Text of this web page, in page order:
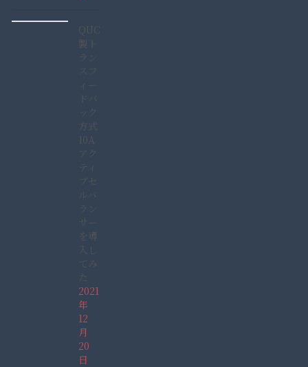
QUCC
製ト
ラン
スフ
ィー
ドバ
ック
方式
10A
アク
ティ
ブセ
ルバ
ラン
サー
を導
入し
てみ
た
2021
年
12
月
20
日